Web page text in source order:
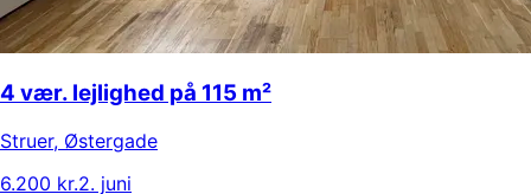
4 vær. lejlighed på 115 m²
Struer, Østergade
6.200 kr.2. juni